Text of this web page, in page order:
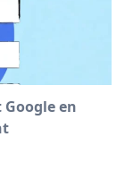
Google en